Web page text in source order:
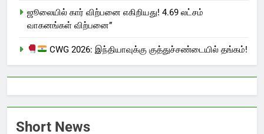
ஜூலையில் கார் விற்பனை எகிறியது! 4.69 லட்சம்
வாகனங்கள் விற்பனை”
CWG 2026: இந்தியாவுக்கு குத்துச்சண்டையில் தங்கம்!
Short News